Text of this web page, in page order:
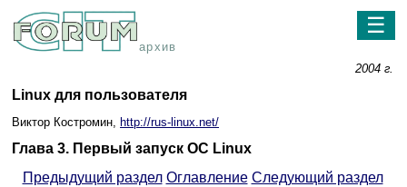
архив
☰
2004 г.
Linux для пользователя
Виктор Костромин, http://rus-linux.net/
Глава 3. Первый запуск ОС Linux
Предыдущий раздел Оглавление Следующий раздел